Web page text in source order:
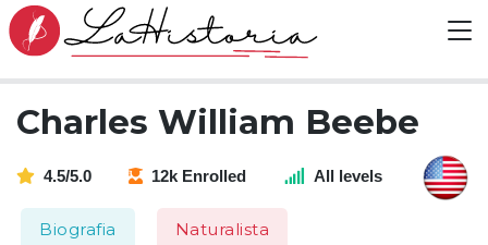
Charles William Beebe
4.5/5.0 12k Enrolled All levels
Biografia Naturalista